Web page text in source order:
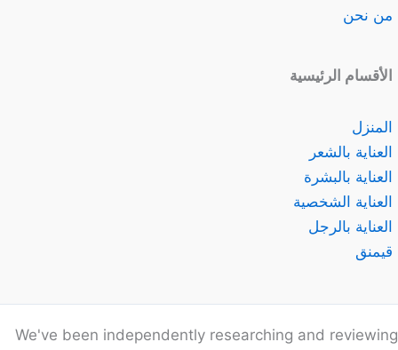
من نحن
الأقسام الرئيسية
المنزل
العناية بالشعر
العناية بالبشرة
العناية الشخصية
العناية بالرجل
قيمنق
We've been independently researching and reviewing